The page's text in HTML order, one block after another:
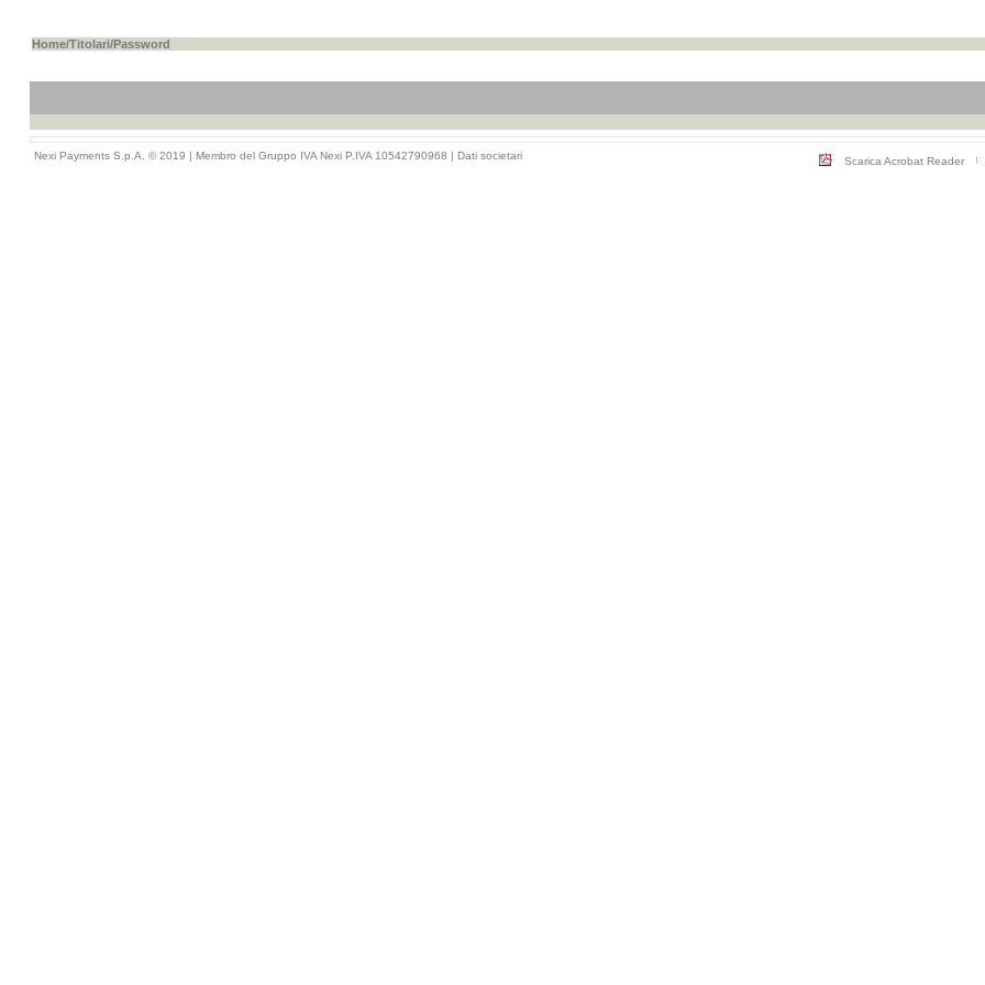
Home/Titolari/Password
Nexi Payments S.p.A. © 2019 | Membro del Gruppo IVA Nexi P.IVA 10542790968 | Dati societari Scarica Acrobat Reader